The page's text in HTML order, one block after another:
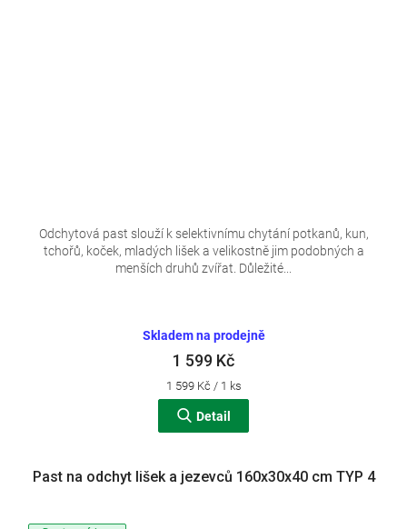
Skladem na prodejně
1 599 Kč
Měrná
cena:
1 599 Kč / 1 ks
Detail
Odchytová past slouží k selektivnímu chytání potkanů, kun,
tchořů, koček, mladých lišek a velikostně jim podobných a
menších druhů zvířat. Důležité...
Past na odchyt lišek a jezevců 160x30x40 cm TYP 4